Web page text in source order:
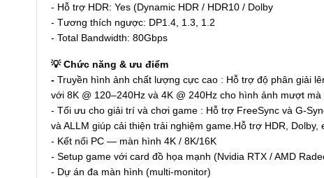
- Hỗ trợ HDR: Yes (Dynamic HDR / HDR10 / Dolby
- Tương thích ngược: DP1.4, 1.3, 1.2
- Total Bandwidth: 80Gbps
💡 Chức năng & ưu điểm
- Truyền hình ảnh chất lượng cực cao : Hỗ trợ độ phân giải
với 8K @ 120–240Hz và 4K @ 240Hz cho hình ảnh mượt mà
- Tối ưu cho giải trí và chơi game : Hỗ trợ FreeSync và G-
và ALLM giúp cải thiện trải nghiệm game.Hỗ trợ HDR,
- Kết nối PC — màn hình 4K / 8K/16K
- Setup game với card đồ họa mạnh (Nvidia RTX / AMD
- Dự án đa màn hình (multi-monitor)